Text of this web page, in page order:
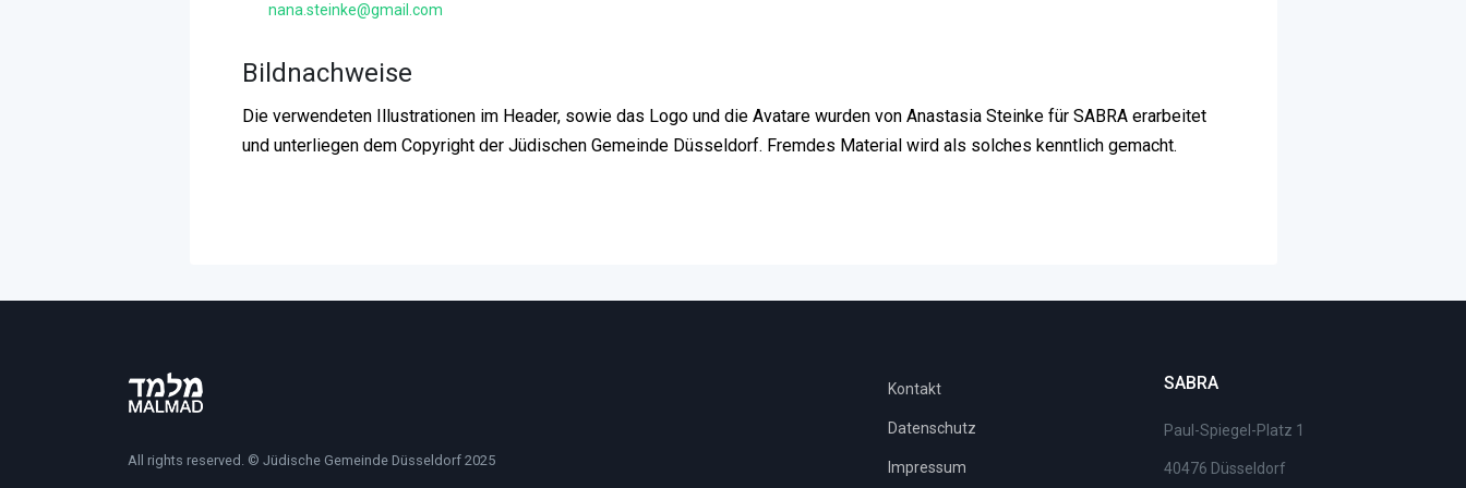
nana.steinke@gmail.com
Bildnachweise
Die verwendeten Illustrationen im Header, sowie das Logo und die Avatare wurden von Anastasia Steinke für SABRA erarbeitet
und unterliegen dem Copyright der Jüdischen Gemeinde Düsseldorf. Fremdes Material wird als solches kenntlich gemacht.
Kontakt
Datenschutz
Impressum
SABRA
Paul-Spiegel-Platz 1
40476 Düsseldorf
All rights reserved. © Jüdische Gemeinde Düsseldorf 2025